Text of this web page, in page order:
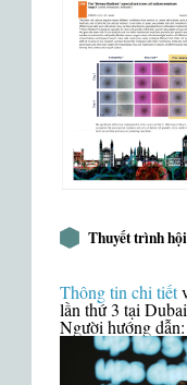
Thuyết trình
Thông tin chi tiết
lần thứ 3 tại
Người hướng